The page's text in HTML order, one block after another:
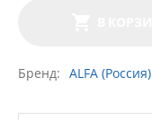
Бренд ALFA (Россия)